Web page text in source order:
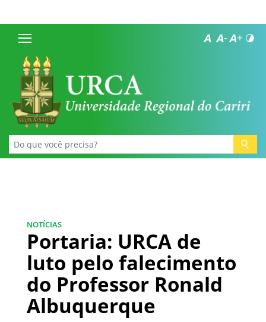
NOTÍCIAS
Portaria: URCA de
luto pelo falecimento
do Professor Ronald
Albuquerque